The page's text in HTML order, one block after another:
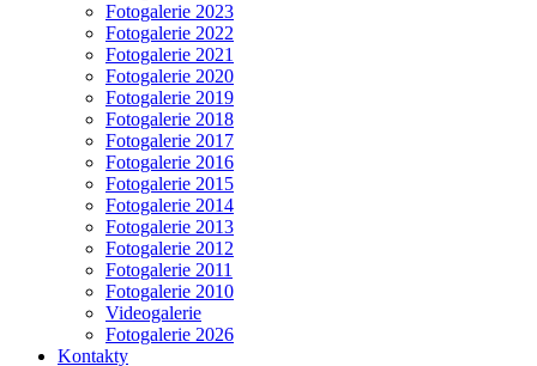
Fotogalerie 2023
Fotogalerie 2022
Fotogalerie 2021
Fotogalerie 2020
Fotogalerie 2019
Fotogalerie 2018
Fotogalerie 2017
Fotogalerie 2016
Fotogalerie 2015
Fotogalerie 2014
Fotogalerie 2013
Fotogalerie 2012
Fotogalerie 2011
Fotogalerie 2010
Videogalerie
Fotogalerie 2026
Kontakty